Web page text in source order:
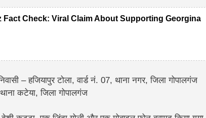
Check: Viral Claim About Supporting Georgina
– हजियापुर टोला, वार्ड नं. 07, थाना नगर, जिला गोपालगंज
कटेया, जिला गोपालगंज